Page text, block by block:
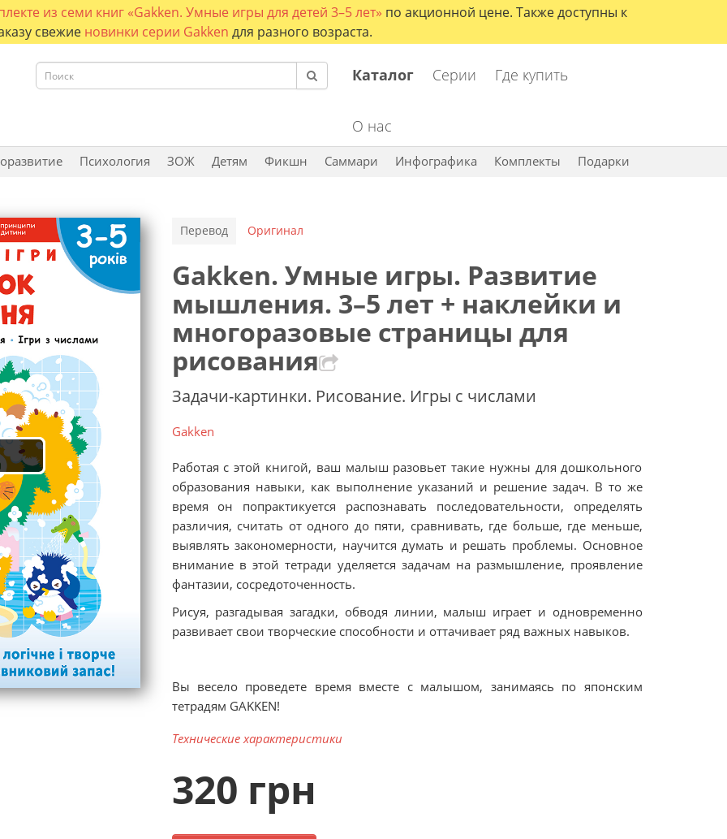
из семи книг «Gakken. Умные игры для детей 3–5 лет» по акционной цене. Также доступны к
свежие новинки серии Gakken для разного возраста.
Каталог Серии Где купить
О нас
Психология ЗОЖ Детям Фикшн Саммари Инфографика Комплекты Подарки
Перевод Оригинал
Gakken. Умные игры. Развитие
мышления. 3–5 лет + наклейки и
многоразовые страницы для
рисования
Задачи-картинки. Рисование. Игры с числами
Gakken
Работая с этой книгой, ваш малыш разовьет такие нужны для дошкольного
образования навыки, как выполнение указаний и решение задач. В то же
время он попрактикуется распознавать последовательности, определять
различия, считать от одного до пяти, сравнивать, где больше, где меньше,
выявлять закономерности, научится думать и решать проблемы. Основное
внимание в этой тетради уделяется задачам на размышление, проявление
фантазии, сосредоточенность.
Рисуя, разгадывая загадки, обводя линии, малыш играет и одновременно
развивает свои творческие способности и оттачивает ряд важных навыков.
Вы весело проведете время вместе с малышом, занимаясь по японским
тетрадям GAKKEN!
Технические характеристики
320 грн